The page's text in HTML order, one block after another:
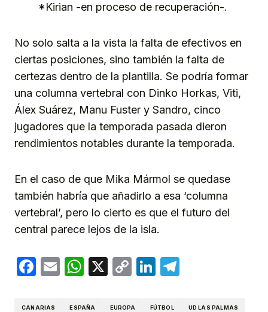
*Kirian -en proceso de recuperación-.
No solo salta a la vista la falta de efectivos en
ciertas posiciones, sino también la falta de
certezas dentro de la plantilla. Se podría formar
una columna vertebral con Dinko Horkas, Viti,
Álex Suárez, Manu Fuster y Sandro, cinco
jugadores que la temporada pasada dieron
rendimientos notables durante la temporada.
En el caso de que Mika Mármol se quedase
también habría que añadirlo a esa ‘columna
vertebral’, pero lo cierto es que el futuro del
central parece lejos de la isla.
Facebook
EmailWhatsApp
X
CopyLinkedIn
CANARIAS ESPAÑA EUROPA FÚTBOL UD LAS PALMAS